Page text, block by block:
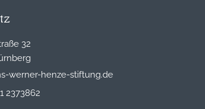
32
werner-henze-stiftung.de
2373862